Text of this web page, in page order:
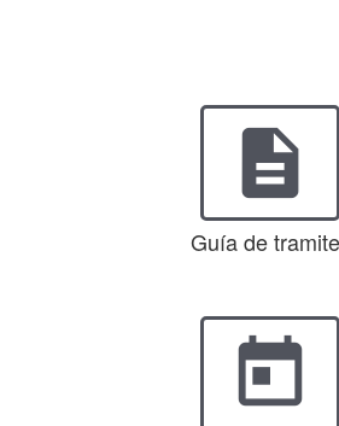
description
Guía de
today